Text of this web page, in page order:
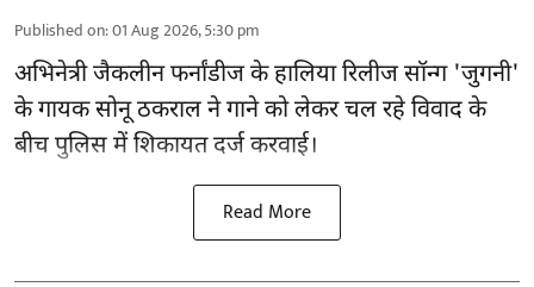
Published on:01 Aug 2026, 5:30 pm
अभिनेत्री जैकलीन फर्नांडीज के हालिया रिलीज सॉन्ग 'जुगनी'
के गायक सोनू ठकराल ने गाने को लेकर चल रहे विवाद के
बीच पुलिस में शिकायत दर्ज करवाई।
Read More